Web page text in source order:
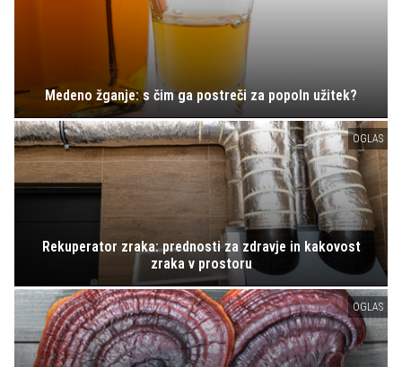
Medeno žganje: s čim ga postreči za popoln užitek?
OGLAS
Rekuperator zraka: prednosti za zdravje in kakovost
zraka v prostoru
OGLAS